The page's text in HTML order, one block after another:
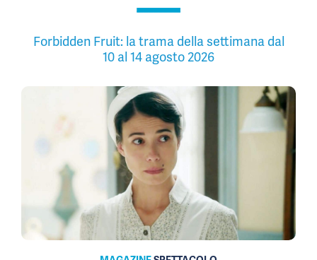
Forbidden Fruit: la trama della settimana dal
10 al 14 agosto 2026